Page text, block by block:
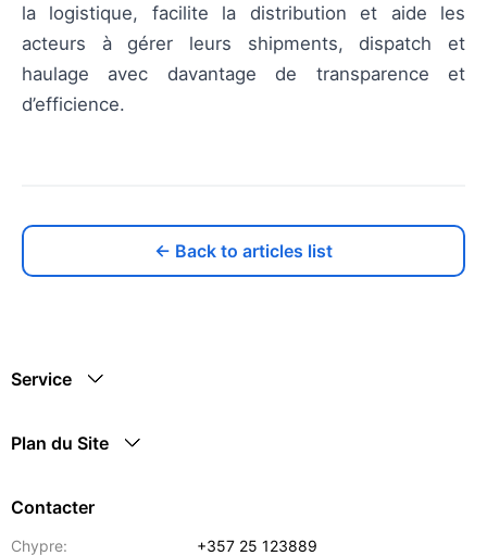
la logistique, facilite la distribution et aide les
acteurs à gérer leurs shipments, dispatch et
haulage avec davantage de transparence et
d’efficience.
← Back to articles list
Service
Plan du Site
Contacter
Chypre:
+357 25 123889